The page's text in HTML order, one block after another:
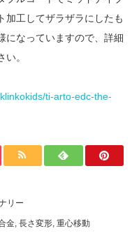
加工してザラザラにしたも
になっていますので、詳細
。
ti-arto-edc-the-
リー
金, 長さ変形, 重心移動